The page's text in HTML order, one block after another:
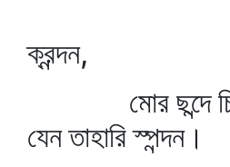
ওঠে
ক্রন্দন,
মোর ছন্দে
যেন তাহারি স্পন্দন।